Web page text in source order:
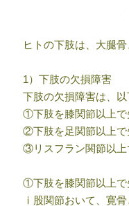
ヒトの下肢は、大腿
1）下肢の欠損障害
下肢の欠損障害は、以
①下肢を膝関節以上で
②下肢を足関節以上で
③リスフラン関節以上
①下肢を膝関節以上で
ⅰ股関節おいて、寛骨